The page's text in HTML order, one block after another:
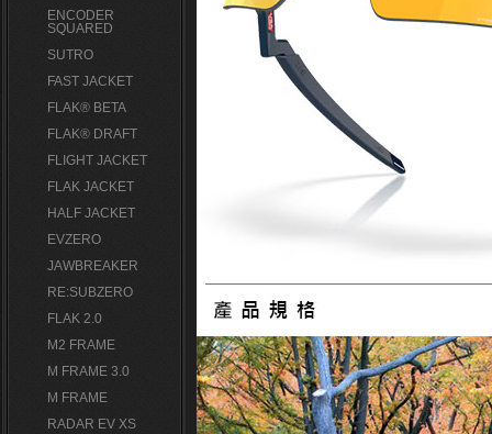
ENCODER
SQUARED
SUTRO
FAST JACKET
FLAK® BETA
FLAK® DRAFT
FLIGHT JACKET
FLAK JACKET
HALF JACKET
EVZERO
JAWBREAKER
RE:SUBZERO
FLAK 2.0
M2 FRAME
M FRAME 3.0
M FRAME
RADAR EV XS